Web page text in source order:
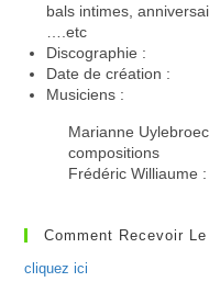
bals intimes,
….etc
Discographie :
Date de création :
Musiciens :
Marianne
compositions
Frédéric Williaume
Comment Recevoir
cliquez ici